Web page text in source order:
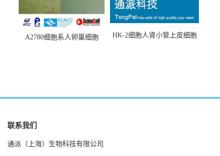
A2780细胞系人卵巢细胞
HK-2细胞人肾小管上皮细胞
联系我们
通派（上海）生物科技有限公司